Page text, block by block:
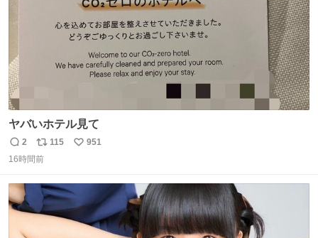
ヤバいホテル見て
返
信
2
リ
ポ
ト
数
115
い
数
951
16時間前